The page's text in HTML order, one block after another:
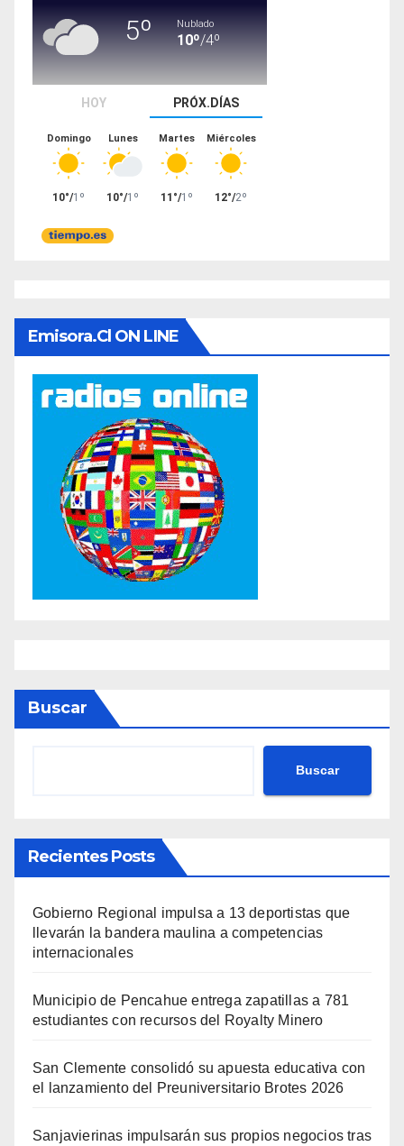
Emisora.cl ON LINE
Buscar
Buscar
Recientes Posts
Gobierno Regional impulsa a 13 deportistas que
llevarán la bandera maulina a competencias
internacionales
Municipio de Pencahue entrega zapatillas a 781
estudiantes con recursos del Royalty Minero
San Clemente consolidó su apuesta educativa con
el lanzamiento del Preuniversitario Brotes 2026
Sanjavierinas impulsarán sus propios negocios tras